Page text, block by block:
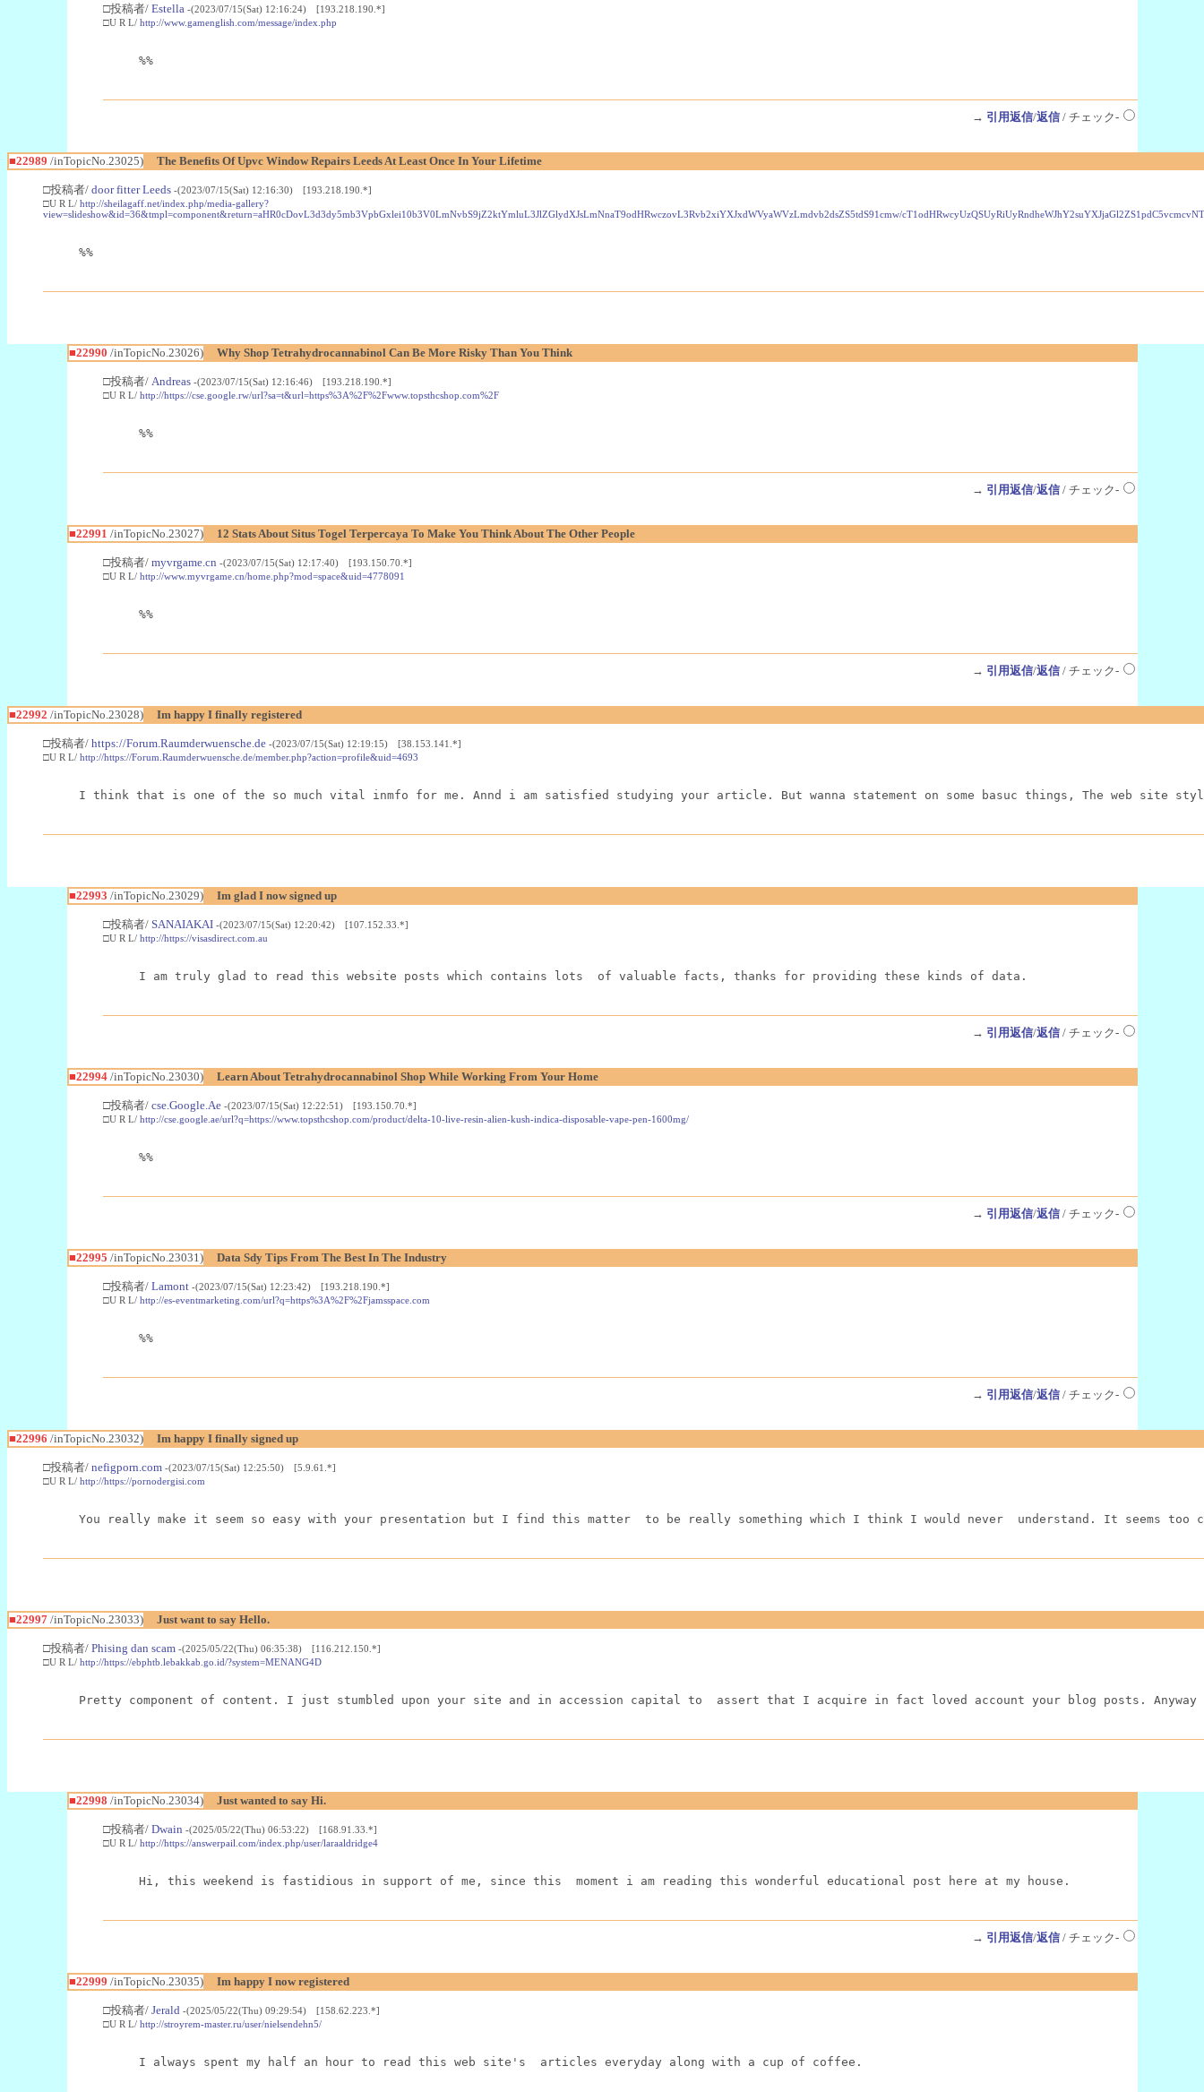
□投稿者/ Estella -(2023/07/15(Sat) 12:16:24) [193.218.190.*]
□U R L/ http://www.gamenglish.com/message/index.php
%%
→ 引用返信/返信/ チェック-
■22989 /inTopicNo.23025) The Benefits Of Upvc Window Repairs Leeds At Least Once In Your Lifetime
□投稿者/ door fitter Leeds -(2023/07/15(Sat) 12:16:30) [193.218.190.*]
□U R L/ http://sheilagaff.net/index.php/media-gallery?
view=slideshow&id=36&tmpl=component&return=aHR0cDovL3d3dy5mb3VpbGxlei10b3V0LmNvbS9jZ2ktYmluL3JlZGlydXJsLmNnaT9odHRwczovL3Rvb2xiYXJxdWVyaWVzLmdvb2dsZS5tdS91cmw/
%%
■22990 /inTopicNo.23026) Why Shop Tetrahydrocannabinol Can Be More Risky Than You Think
□投稿者/ Andreas -(2023/07/15(Sat) 12:16:46) [193.218.190.*]
□U R L/ http://https://cse.google.rw/url?sa=t&url=https%3A%2F%2Fwww.topsthcshop.com%2F
%%
→ 引用返信/返信/ チェック-
■22991 /inTopicNo.23027) 12 Stats About Situs Togel Terpercaya To Make You Think About The Other People
□投稿者/ myvrgame.cn -(2023/07/15(Sat) 12:17:40) [193.150.70.*]
□U R L/ http://www.myvrgame.cn/home.php?mod=space&uid=4778091
%%
→ 引用返信/返信/ チェック-
■22992 /inTopicNo.23028) Im happy I finally registered
□投稿者/ https://Forum.Raumderwuensche.de -(2023/07/15(Sat) 12:19:15) [38.153.141.*]
□U R L/ http://https://Forum.Raumderwuensche.de/member.php?action=profile&uid=4693
I think that is one of the so much vital inmfo for me. Annd i am satisfied studying your article. But wanna statement on some basuc things, The web
■22993 /inTopicNo.23029) Im glad I now signed up
□投稿者/ SANAIAKAI -(2023/07/15(Sat) 12:20:42) [107.152.33.*]
□U R L/ http://https://visasdirect.com.au
I am truly glad to read this website posts which contains lots  of valuable facts, thanks for providing these kinds of data.
→ 引用返信/返信/ チェック-
■22994/inTopicNo.23030) Learn About Tetrahydrocannabinol Shop While Working From Your Home
□投稿者/ cse.Google.Ae -(2023/07/15(Sat) 12:22:51) [193.150.70.*]
□U R L/ http://cse.google.ae/url?q=https://www.topsthcshop.com/product/delta-10-live-resin-alien-kush-indica-disposable-vape-pen-1600mg/
%%
→ 引用返信/返信/ チェック-
■22995 /inTopicNo.23031) Data Sdy Tips From The Best In The Industry
□投稿者/ Lamont -(2023/07/15(Sat) 12:23:42) [193.218.190.*]
□U R L/ http://es-eventmarketing.com/url?q=https%3A%2F%2Fjamsspace.com
%%
→ 引用返信/返信/ チェック-
■22996 /inTopicNo.23032) Im happy I finally signed up
□投稿者/ nefigporn.com -(2023/07/15(Sat) 12:25:50) [5.9.61.*]
□U R L/ http://https://pornodergisi.com
You really make it seem so easy with your presentation but I find this matter  to be really something which I think I would never  understand. It seems
■22997 /inTopicNo.23033) Just want to say Hello.
□投稿者/ Phising dan scam -(2025/05/22(Thu) 06:35:38) [116.212.150.*]
□U R L/ http://https://ebphtb.lebakkab.go.id/?system=MENANG4D
Pretty component of content. I just stumbled upon your site and in accession capital to  assert that I acquire in fact loved account your blog posts.
■22998 /inTopicNo.23034) Just wanted to say Hi.
□投稿者/ Dwain -(2025/05/22(Thu) 06:53:22) [168.91.33.*]
□U R L/ http://https://answerpail.com/index.php/user/laraaldridge4
Hi, this weekend is fastidious in support of me, since this  moment i am reading this wonderful educational post here at my house.
→ 引用返信/返信/ チェック-
■22999 /inTopicNo.23035) Im happy I now registered
□投稿者/ Jerald -(2025/05/22(Thu) 09:29:54) [158.62.223.*]
□U R L/ http://stroyrem-master.ru/user/nielsendehn5/
I always spent my half an hour to read this web site's  articles everyday along with a cup of coffee.